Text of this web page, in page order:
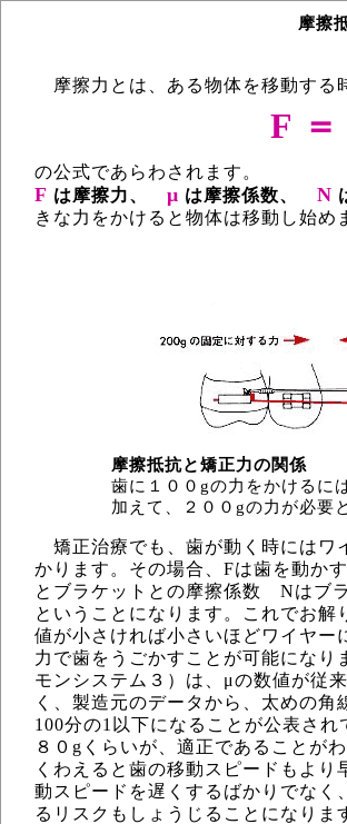
摩擦
摩擦力とは、ある物体を移動する
F
の公式であらわされます。
F は摩擦力、 μ は摩擦係数、 N
きな力をかけると物体は移動し始め
摩擦抵抗と矯正力の関係
歯に１００gの力をかけるに
加えて、２００gの力が必要
矯正治療でも、歯が動く時にはワ
かります。その場合、Fは歯を動か
とブラケットとの摩擦係数 Nはブ
ということになります。これでお
値が小さければ小さいほどワイヤ
力で歯をうごかすことが可能にな
モンシステム３）は、μの数値が従
く、製造元のデータから、太めの
100分の1以下になることが公表さ
８０gくらいが、適正であることが
くわえると歯の移動スピードもよ
動スピードを遅くするばかりでな
るリスクもしょうじることになり